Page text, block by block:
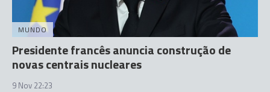
MUNDO
Presidente francês anuncia construção de
novas centrais nucleares
9 Nov 22:23